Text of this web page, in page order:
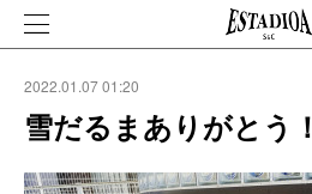
2022.01.07 01:20
雪だるまありがとう！